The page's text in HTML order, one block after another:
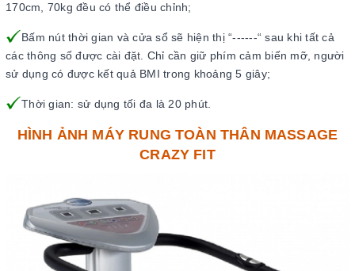
170cm, 70kg đều có thể điều chỉnh;
Bấm nút thời gian và cửa sổ sẽ hiện thị “------“ sau khi tất cả
các thông số được cài đặt. Chỉ cần giữ phím cảm biến mỡ, người
sử dụng có được kết quả BMI trong khoảng 5 giây;
Thời gian: sử dụng tối đa là 20 phút.
HÌNH ẢNH MÁY RUNG TOÀN THÂN MASSAGE
CRAZY FIT